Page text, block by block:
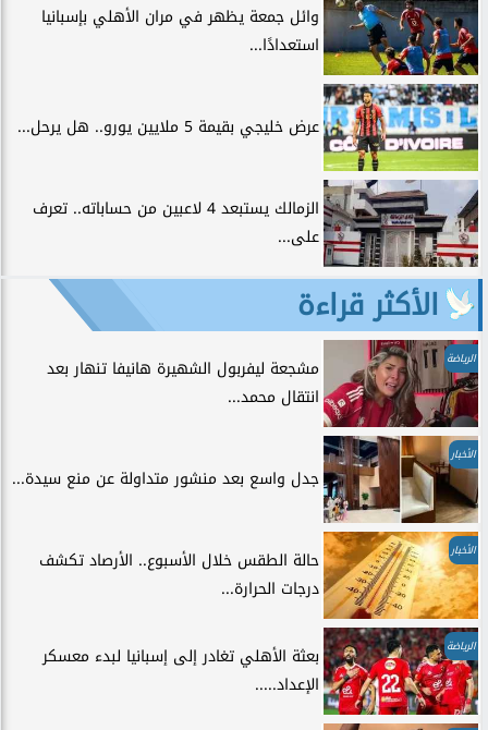
وائل جمعة يظهر في مران الأهلي بإسبانيا
استعدادًا...
عرض خليجي بقيمة 5 ملايين يورو.. هل يرحل...
الزمالك يستبعد 4 لاعبين من حساباته.. تعرف
على...
الأكثر قراءة
الرياضة
مشجعة ليفربول الشهيرة هانيفا تنهار بعد
انتقال محمد...
الأخبار
جدل واسع بعد منشور متداولة عن منع سيدة...
الأخبار
حالة الطقس خلال الأسبوع.. الأرصاد تكشف
درجات الحرارة...
الرياضة
بعثة الأهلي تغادر إلى إسبانيا لبدء معسكر
الإعداد.....